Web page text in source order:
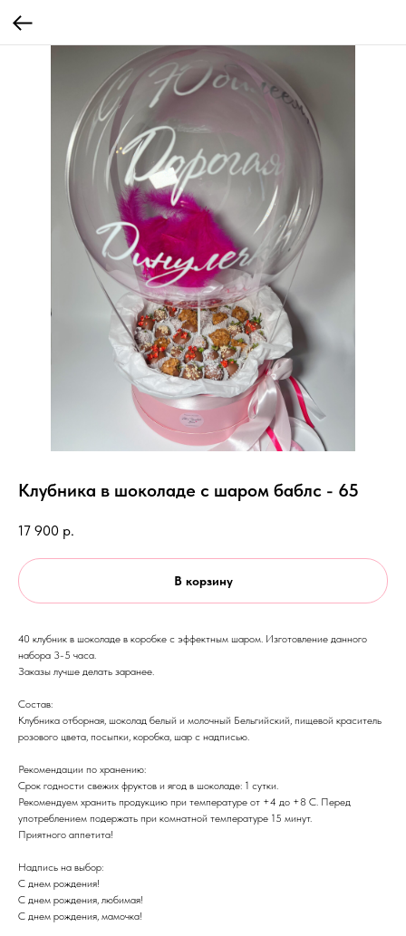
Клубника в шоколаде с шаром баблс - 65
17 900 р.
В корзину
40 клубник в шоколаде в коробке с эффектным шаром. Изготовление данного
набора 3-5 часа.
Заказы лучше делать заранее.
Состав:
Клубника отборная, шоколад белый и молочный Бельгийский, пищевой краситель
розового цвета, посыпки, коробка, шар с надписью.
Рекомендации по хранению:
Срок годности свежих фруктов и ягод в шоколаде: 1 сутки.
Рекомендуем хранить продукцию при температуре от +4 до +8 С. Перед
употреблением подержать при комнатной температуре 15 минут.
​Приятного аппетита!
Надпись на выбор:
С днем рождения!
С днем рождения, любимая!
С днем рождения, мамочка!